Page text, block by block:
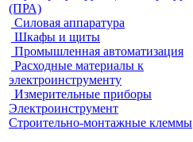
(ПРА)
Силовая аппаратура
Шкафы и щиты
Промышленная автоматизация
Расходные материалы к
электроинструменту
Измерительные приборы
Электроинструмент
Строительно-монтажные клеммы